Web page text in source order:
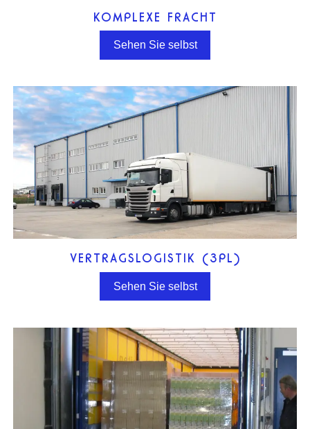
KOMPLEXE FRACHT
Sehen Sie selbst
VERTRAGSLOGISTIK (3PL)
Sehen Sie selbst